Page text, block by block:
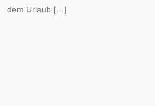
dem Urlaub […]